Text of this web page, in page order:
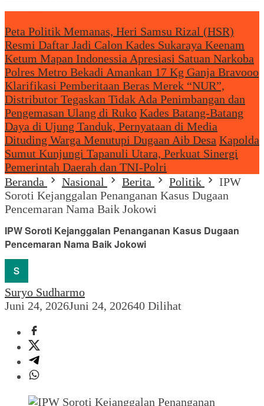
Peta Politik Memanas, Heri Samsu Rizal (HSR)
Resmi Daftar Jadi Calon Kades Sukaraya Keenam
Ketum Mapan Indonessia Apresiasi Satuan Narkoba
Polres Metro Bekadi Amankan 17 Kg Ganja Bravooo
Klarifikasi Pemberitaan Beras Merek “NUR”,
Distributor Tegaskan Tidak Ada Penimbangan dan
Pengemasan Ulang di Ruko Kades Batang-Batang
Daya di Ujung Tanduk, Pernyataan di Media
Dituding Warga Menutupi Dugaan Aib Desa Kapolda
Sumut Kunjungi Tapanuli Utara, Perkuat Sinergi
Pemerintah Daerah dan TNI-Polri
Beranda
Nasional Berita Politik
IPW
Soroti Kejanggalan Penanganan Kasus Dugaan
Pencemaran Nama Baik Jokowi
IPW Soroti Kejanggalan Penanganan Kasus Dugaan
Pencemaran Nama Baik Jokowi
Suryo Sudharmo
Juni 24, 2026Juni 24, 202640 Dilihat